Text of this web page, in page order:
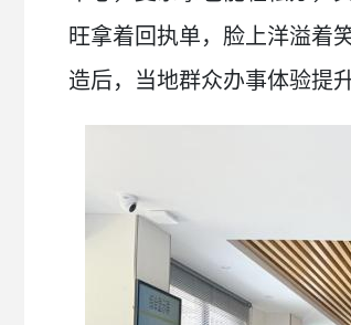
旺拿着回执单，脸上洋溢着
造后，当地群众办事体验提